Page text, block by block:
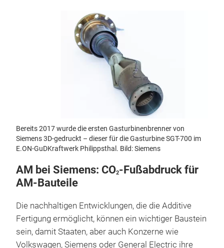
Bereits 2017 wurde die ersten Gasturbinenbrenner von
Siemens 3D-gedruckt – dieser für die Gasturbine SGT-700 im
E.ON-GuDKraftwerk Philippsthal. Bild: Siemens
AM bei Siemens: CO2-Fußabdruck für
AM-Bauteile
Die nachhaltigen Entwicklungen, die die Additive
Fertigung ermöglicht, können ein wichtiger Baustein
sein, damit Staaten, aber auch Konzerne wie
Volkswagen, Siemens oder General Electric ihre